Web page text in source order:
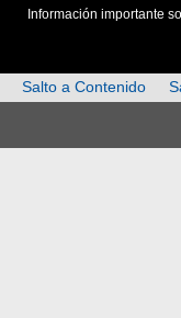
Información importante
Salto a Contenido